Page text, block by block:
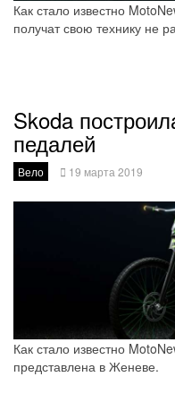
Как стало известно
получат свою технику не
Skoda
педалей
Вело 19 марта 2019
Как стало известно
представлена в Женеве.